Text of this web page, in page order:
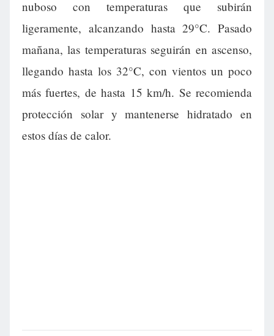
nuboso con temperaturas que subirán
ligeramente, alcanzando hasta 29°C. Pasado
mañana, las temperaturas seguirán en ascenso,
llegando hasta los 32°C, con vientos un poco
más fuertes, de hasta 15 km/h. Se recomienda
protección solar y mantenerse hidratado en
estos días de calor.